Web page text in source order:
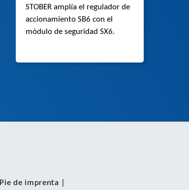
STOBER amplía el regulador de
accionamiento SB6 con el
módulo de seguridad SX6.
Pie de imprenta